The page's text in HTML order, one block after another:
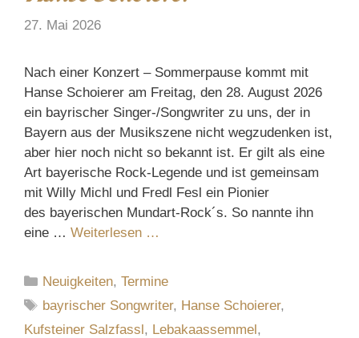
27. Mai 2026
Nach einer Konzert – Sommerpause kommt mit
Hanse Schoierer am Freitag, den 28. August 2026
ein bayrischer Singer-/Songwriter zu uns, der in
Bayern aus der Musikszene nicht wegzudenken ist,
aber hier noch nicht so bekannt ist. Er gilt als eine
Art bayerische Rock-Legende und ist gemeinsam
mit Willy Michl und Fredl Fesl ein Pionier
des bayerischen Mundart-Rock´s. So nannte ihn
eine … Weiterlesen …
Kategorien
Neuigkeiten,Termine
Schlagwörter
bayrischer Songwriter, Hanse Schoierer,
Kufsteiner Salzfassl, Lebakaassemmel,